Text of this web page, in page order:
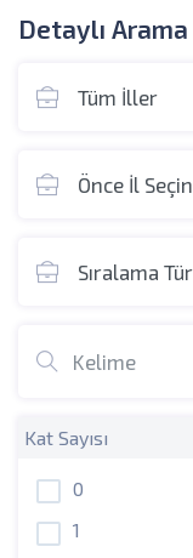
Detaylı Arama
Kat Sayısı
0
1